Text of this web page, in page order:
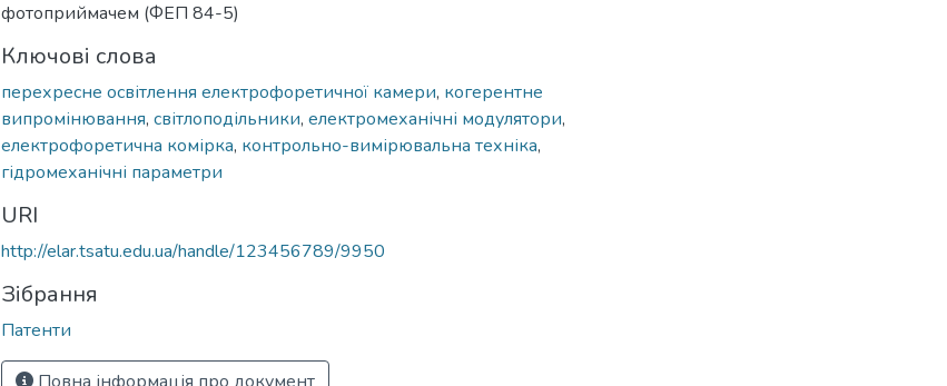
фотоприймачем (ФЕП 84-5)
Ключові слова
перехресне освітлення електрофоретичної камери, когерентне
випромінювання, світлоподільники, електромеханічні модулятори,
електрофоретична комірка, контрольно-вимірювальна техніка,
гідромеханічні параметри
URI
http://elar.tsatu.edu.ua/handle/123456789/9950
Зібрання
Патенти